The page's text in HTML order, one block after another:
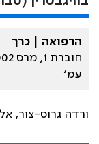
הרפואה | כרך
חוברת 1, מרס 2002
עמ׳
ורדה גרוס-צור,